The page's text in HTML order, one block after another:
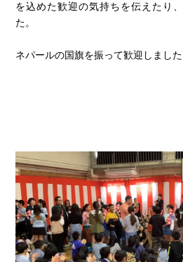
を込めた歓迎の気持ちを伝えたり
た。
ネパールの国旗を振って歓迎しました